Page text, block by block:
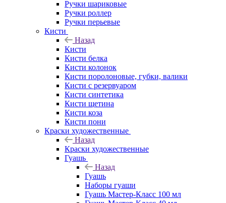
Ручки шариковые
Ручки роллер
Ручки перьевые
Кисти
Назад
Кисти
Кисти белка
Кисти колонок
Кисти поролоновые, губки, валики
Кисти с резервуаром
Кисти синтетика
Кисти щетина
Кисти коза
Кисти пони
Краски художественные
Назад
Краски художественные
Гуашь
Назад
Гуашь
Наборы гуаши
Гуашь Мастер-Класс 100 мл